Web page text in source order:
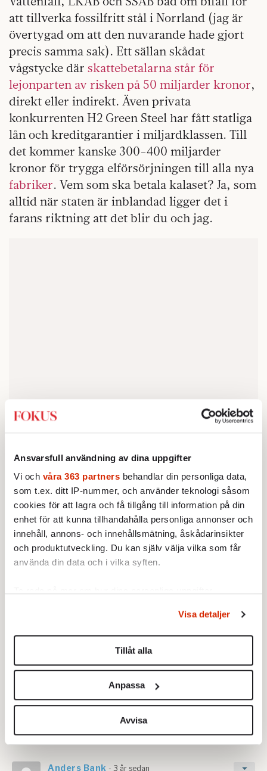
Ansvarsfull användning av dina uppgifter
Vi och våra 363 partners behandlar din personliga data,
som t.ex. ditt IP-nummer, och använder teknologi såsom
cookies för att lagra och få tillgång till information på din
enhet för att kunna tillhandahålla personliga annonser och
innehåll, annons- och innehållsmätning, åskådarinsikter
och produktutveckling. Du kan själv välja vilka som får
använda din data och i vilka syften.
Du kan ändra eller dra tillbaka ditt samtycke när som
helst från cookie-förklaringen.
Vi använder enhetsidentifierare för att anpassa innehållet
för sociala medier och analysera vår trafik. Vi
vidarebefordrar även sådana identifierare och annan
information från din enhet till de sociala medier och
annons- och analysföretag som vi samarbetar med.
Dessa kan i sin tur kombinera informationen med annan
information som du har tillhandahållit eller som de har
Visa detaljer
Tillåt alla
Anpassa
Avvisa
att tillverka fossilfritt stål i Norrland (jag är
övertygad om att den nuvarande hade gjort
precis samma sak). Ett sällan skådat
vågstycke där skattebetalarna står för
lejonparten av risken på 50 miljarder kronor,
direkt eller indirekt. Även privata
konkurrenten H2 Green Steel har fått statliga
lån och kreditgarantier i miljardklassen. Till
det kommer kanske 300-400 miljarder
kronor för trygga elförsörjningen till alla nya
fabriker. Vem som ska betala kalaset? Ja, som
alltid när staten är inblandad ligger det i
farans riktning att det blir du och jag.
Läs även:Det gröna stålet: en bubbla redo att
spricka?
Läs även:De sällsynta jordartsmetallerna:
priset för den gröna omställningen